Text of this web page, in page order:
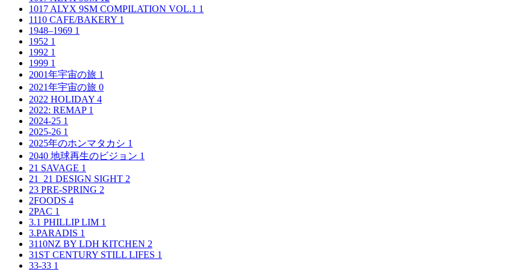
1017 ALYX 9SM COMPILATION VOL.1 1
1110 CAFE/BAKERY 1
1948–1969 1
1952 1
1992 1
1999 1
2001年宇宙の旅 1
2021年宇宙の旅 0
2022 HOLIDAY 4
2022: REMAP 1
2024-25 1
2025-26 1
2025年のホンマタカシ 1
2040 地球再生のビジョン 1
21 SAVAGE 1
21_21 DESIGN SIGHT 2
23 PRE-SPRING 2
2FOODS 4
2PAC 1
3.1 PHILLIP LIM 1
3.PARADIS 1
3110NZ BY LDH KITCHEN 2
31ST CENTURY STILL LIFES 1
33-33 1